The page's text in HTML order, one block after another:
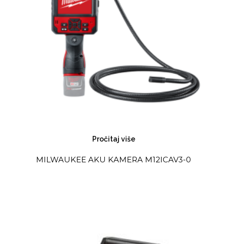
Pročitaj više
MILWAUKEE AKU KAMERA M12ICAV3-0